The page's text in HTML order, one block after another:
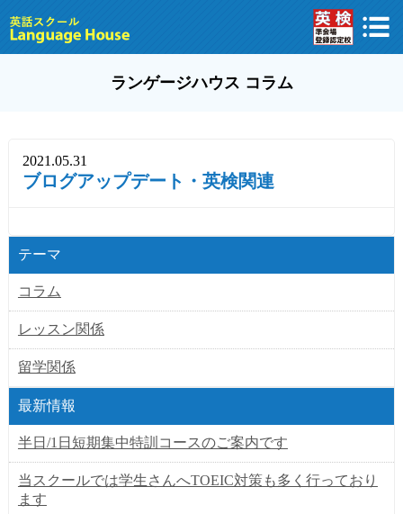
ランゲージハウス コラム
2021.05.31
ブログアップデート・英検関連
テーマ
コラム
レッスン関係
留学関係
最新情報
半日/1日短期集中特訓コースのご案内です
当スクールでは学生さんへTOEIC対策も多く行っており
ます